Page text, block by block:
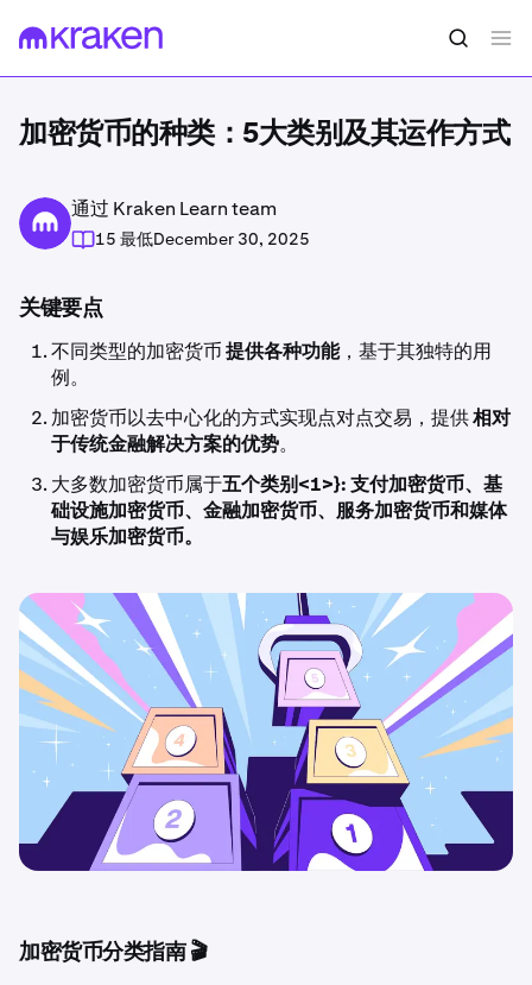
加密货币的种类：5大类别及其运作方式
通过 Kraken Learn team
15 最低December 30, 2025
关键要点
不同类型的加密货币提供各种功能，基于其独特的用
例。
加密货币以去中心化的方式实现点对点交易，提供相对
于传统金融解决方案的优势。
大多数加密货币属于五个类别<1>}: 支付加密货币、基
础设施加密货币、金融加密货币、服务加密货币和媒体
与娱乐加密货币。
加密货币分类指南 🎬